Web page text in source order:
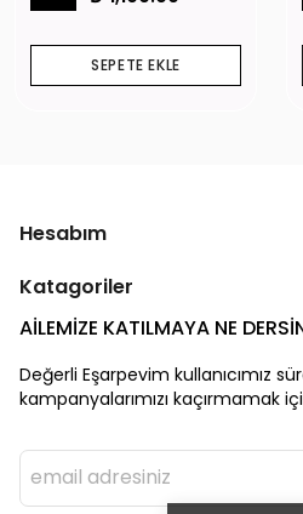
SEPETE EKLE
Hesabım
Katagoriler
AİLEMİZE KATILMAYA NE
Değerli Eşarpevim kullanıcımız
kampanyalarımızı kaçırmamak